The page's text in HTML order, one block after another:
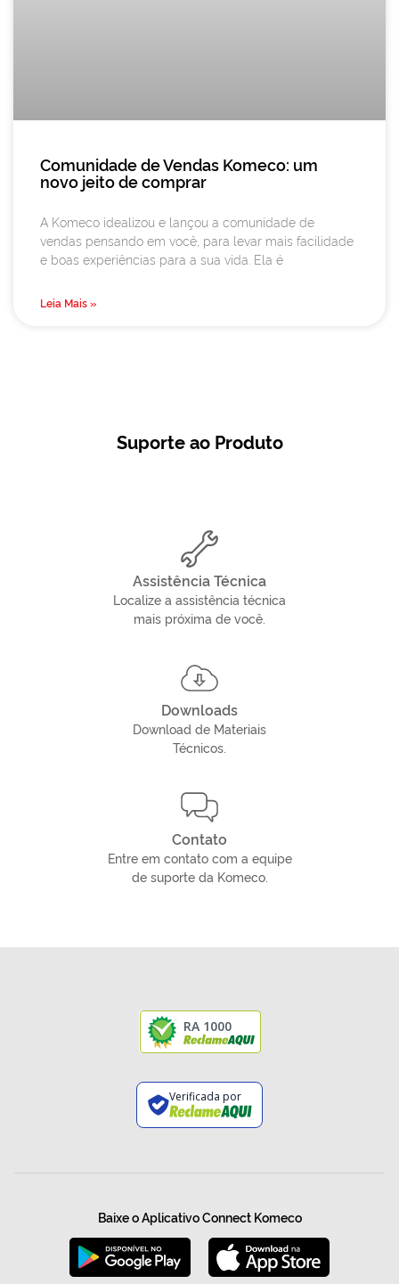
Comunidade de Vendas Komeco: um
novo jeito de comprar
A Komeco idealizou e lançou a comunidade de
vendas pensando em você, para levar mais facilidade
e boas experiências para a sua vida. Ela é
Leia Mais »
Suporte ao Produto
Assistência Técnica
Localize a assistência técnica
mais próxima de você.
Downloads
Download de Materiais
Técnicos.
Contato
Entre em contato com a equipe
de suporte da Komeco.
RA 1000
Verificada por
Baixe o Aplicativo Connect Komeco